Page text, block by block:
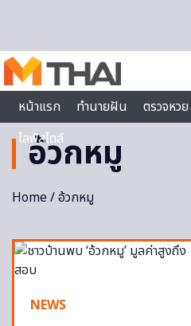
หน้าแรก
ทำนายฝัน ตรวจหวย
ไลฟ์สไตล์
อ้วกหมู
Home/ อ้วกหมู
NEWS